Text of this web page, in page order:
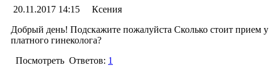
Платные услуги
Терапия
Хирургические отделения
Ответ
04.12.2017 12:24
Менеджер раздела
Уважаемая Алина! По этому вопросу нужно
к старшей медсестре отделения в которое
госпитализироваться.
20.11.2017 14:15
Ксения
Добрый день! Подскажите пожалуйста Сколько стоит прием у
платного гинеколога?
Посмотреть Ответов: 1